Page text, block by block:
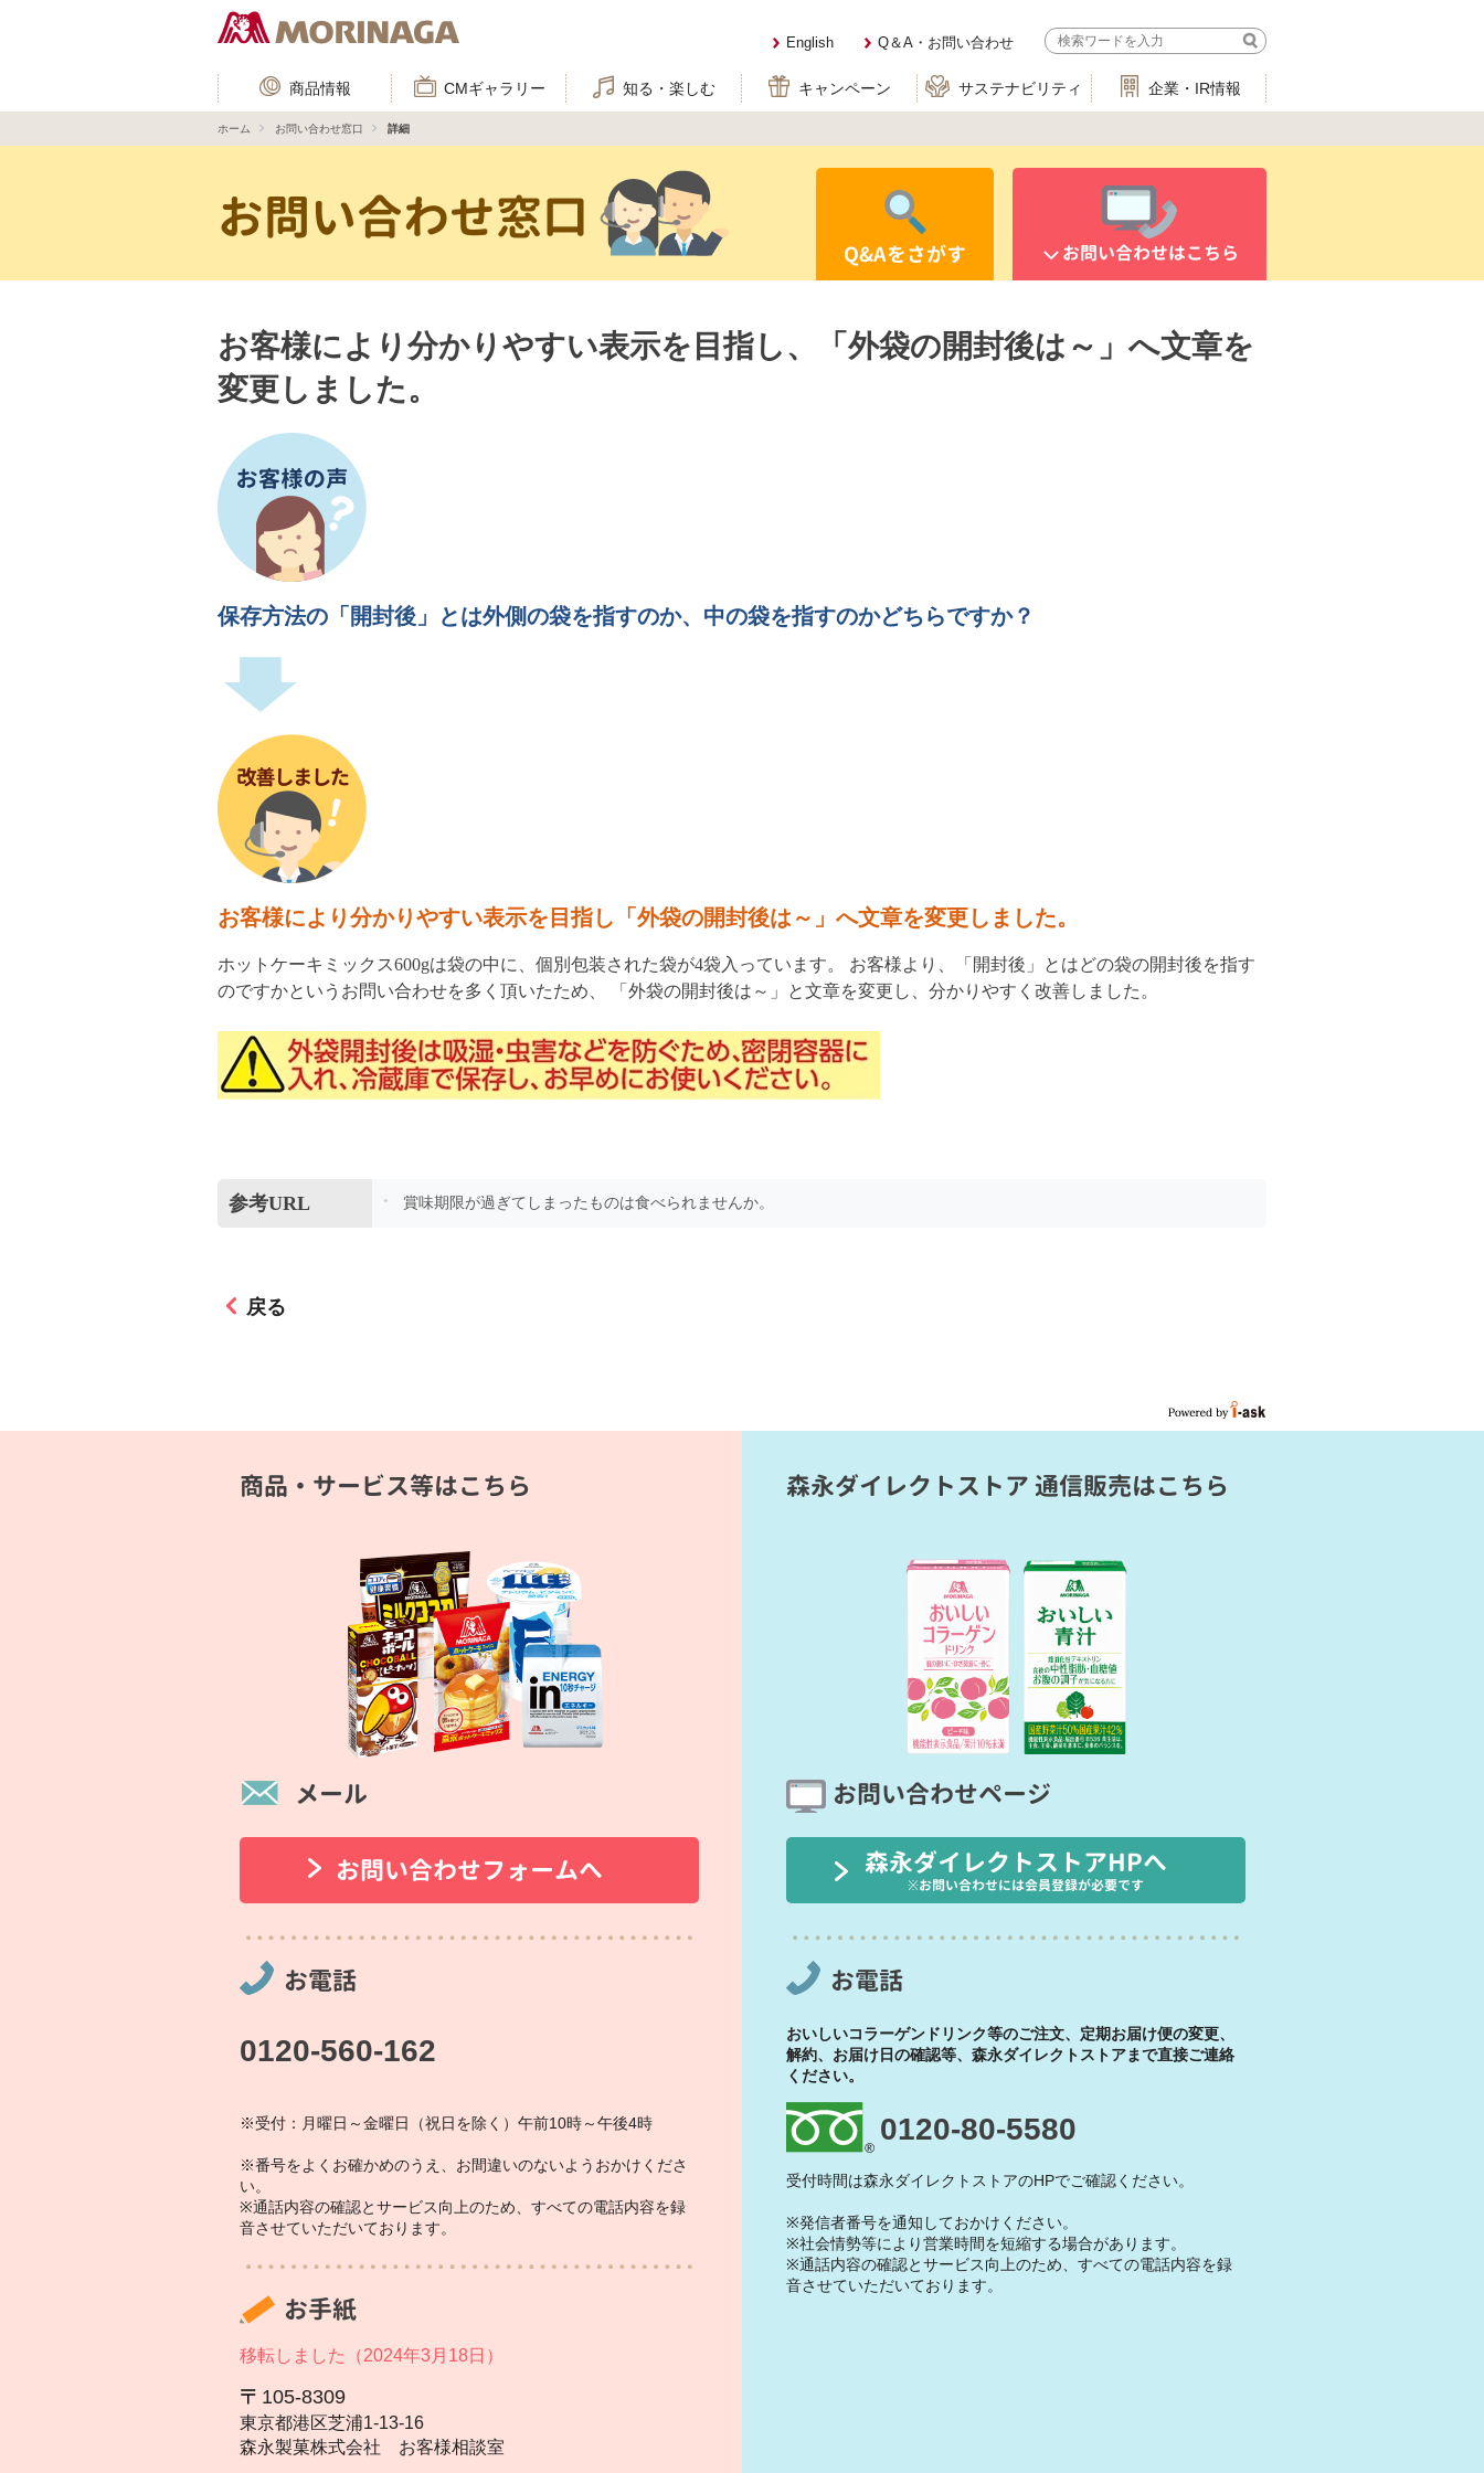
English Q＆A・お問い合わせ
商品情報 CMギャラリー 知る・楽しむ キャンペーン サステナビリティ 企業・IR情報
ホーム お問い合わせ窓口 詳細
お問い合わせ窓口
Q&Aをさがす お問い合わせはこちら
お客様により分かりやすい表示を目指し、「外袋の開封後は～」へ文章を
変更しました。
保存方法の「開封後」とは外側の袋を指すのか、中の袋を指すのかどちらですか？
お客様により分かりやすい表示を目指し「外袋の開封後は～」へ文章を変更しました。
ホットケーキミックス600gは袋の中に、個別包装された袋が4袋入っています。 お客様より、「開封後」とはどの袋の開封後を指す
のですかというお問い合わせを多く頂いたため、 「外袋の開封後は～」と文章を変更し、分かりやすく改善しました。
参考URL 賞味期限が過ぎてしまったものは食べられませんか。
戻る
商品・サービス等はこちら
メール
お問い合わせフォームへ
お電話
0120-560-162
※受付：月曜日～金曜日（祝日を除く）午前10時～午後4時
※番号をよくお確かめのうえ、お間違いのないようおかけくださ
い。
※通話内容の確認とサービス向上のため、すべての電話内容を録
音させていただいております。
お手紙
移転しました（2024年3月18日）
105‐8309
東京都港区芝浦1‐13‐16
森永製菓株式会社 お客様相談室
森永ダイレクトストア 通信販売はこちら
お問い合わせページ
森永ダイレクトストアHPへ
※お問い合わせには会員登録が必要です
お電話
おいしいコラーゲンドリンク等のご注文、定期お届け便の変更、
解約、お届け日の確認等、森永ダイレクトストアまで直接ご連絡
ください。
0120-80-5580
受付時間は森永ダイレクトストアのHPでご確認ください。
※発信者番号を通知しておかけください。
※社会情勢等により営業時間を短縮する場合があります。
※通話内容の確認とサービス向上のため、すべての電話内容を録
音させていただいております。